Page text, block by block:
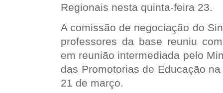
Regionais nesta quinta-feira 23.
A comissão de negociação do
professores da base reuniu
em reunião intermediada pelo
das Promotorias de Educação
21 de março.